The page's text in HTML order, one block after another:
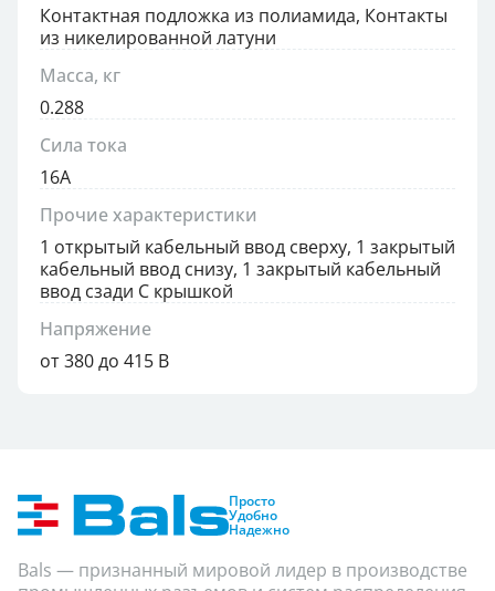
Контактная подложка из полиамида, Контакты
из никелированной латуни
Масса, кг
0.288
Сила тока
16А
Прочие характеристики
1 открытый кабельный ввод сверху, 1 закрытый
кабельный ввод снизу, 1 закрытый кабельный
ввод сзади С крышкой
Напряжение
от 380 до 415 В
Просто
Удобно
Надежно
Bals — признанный мировой лидер в производстве